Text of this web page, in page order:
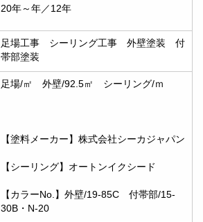
20年～年／12年
足場工事　シーリング工事　外壁塗装　付
帯部塗装
足場/㎡　外壁/92.5㎡　シーリング/ｍ
【塗料メーカー】株式会社シーカジャパン
【シーリング】オートンイクシード
【カラーNo.】外壁/19-85C　付帯部/15-
30B・N-20